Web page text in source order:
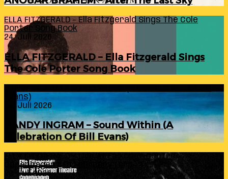
ELLA FITZGERALD – Ella Fitzgerald Sings The Cole
Porter Song Book
24. Juli 2026
ELLA FITZGERALD – Ella Fitzgerald Sings
The Cole Porter Song Book
Evans)
24. Juli 2026
RANDY INGRAM – Sound Within (A
Celebration Of Bill Evans)
ELLA FITZGERALD – Live At Falkoner Centre
Copenhagen 6th February 1966
23. Juli 2026